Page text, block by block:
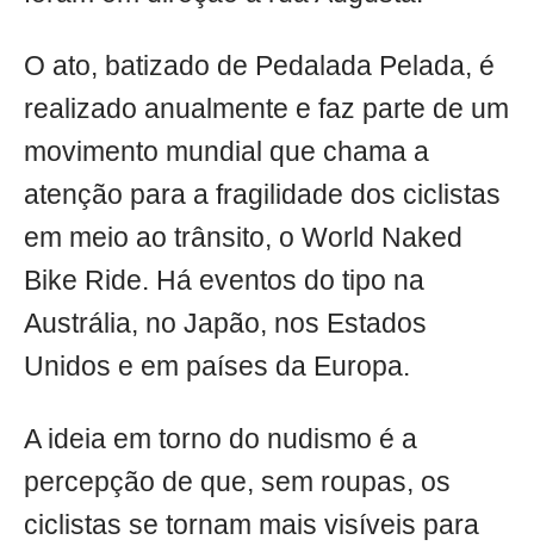
O ato, batizado de Pedalada Pelada, é
realizado anualmente e faz parte de um
movimento mundial que chama a
atenção para a fragilidade dos ciclistas
em meio ao trânsito, o World Naked
Bike Ride. Há eventos do tipo na
Austrália, no Japão, nos Estados
Unidos e em países da Europa.
A ideia em torno do nudismo é a
percepção de que, sem roupas, os
ciclistas se tornam mais visíveis para